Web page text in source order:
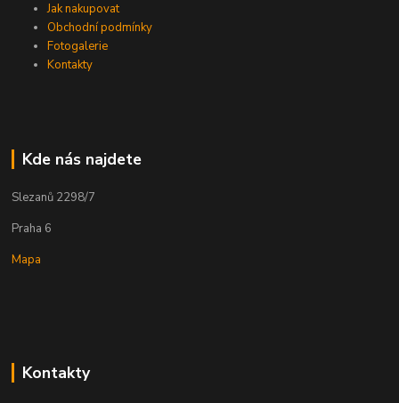
Jak nakupovat
Obchodní podmínky
Fotogalerie
Kontakty
Kde nás najdete
Slezanů 2298/7
Praha 6
Mapa
Kontakty